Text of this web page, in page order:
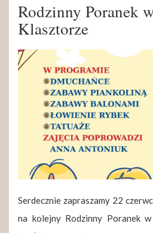
Rodzinny Poranek
Klasztorze
Serdecznie zapraszamy 22
na kolejny Rodzinny Poranek